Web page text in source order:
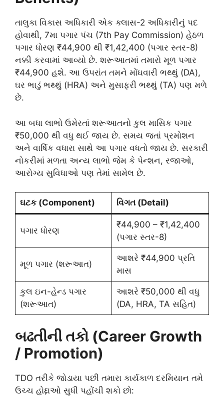
તાલુકા વિકાસ અધિકારી એક ક્લાસ-2 અધિકારીનું પદ
હોવાથી, 7મા પગાર પંચ (7th Pay Commission) હેઠળ
પગાર ધોરણ ₹44,900 થી ₹1,42,400 (પગાર સ્તર-8)
નક્કી કરવામાં આવ્યો છે. શરૂઆતમાં તમારો મૂળ પગાર
₹44,900 હશે. આ ઉપરાંત તમને મોંઘવારી ભથ્થું (DA),
ઘર ભાડું ભથ્થું (HRA) અને મુસાફરી ભથ્થું (TA) પણ મળે
છે.
આ બધા લાભો ઉમેરતાં શરૂઆતનો કુલ માસિક પગાર
₹50,000 થી વધુ થઈ જાય છે. સમય જતાં પ્રમોશન
અને વાર્ષિક વધારા સાથે આ પગાર વધતો જાય છે. સરકારી
નોકરીમાં મળતા અન્ય લાભો જેમ કે પેન્શન, રજાઓ,
આરોગ્ય સુવિધાઓ પણ તેમાં સામેલ છે.
ઘટક (Component) વિગત (Detail)
પગાર ધોરણ
₹44,900 – ₹1,42,400
(પગાર સ્તર-8)
મૂળ પગાર (શરૂઆત)
આશરે ₹44,900 પ્રતિ
માસ
કુલ ઇન-હેન્ડ પગાર
(શરૂઆત)
આશરે ₹50,000 થી વધુ
(DA, HRA, TA સહિત)
બઢતીની તકો (Career Growth
/ Promotion)
TDO તરીકે જોડાયા પછી તમારા કાર્યકાળ દરમિયાન તમે
ઉચ્ચ હોદ્દાઓ સુધી પહોંચી શકો છો: